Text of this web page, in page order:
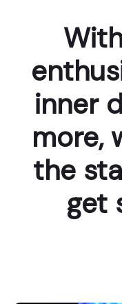
inner
more,
the
get